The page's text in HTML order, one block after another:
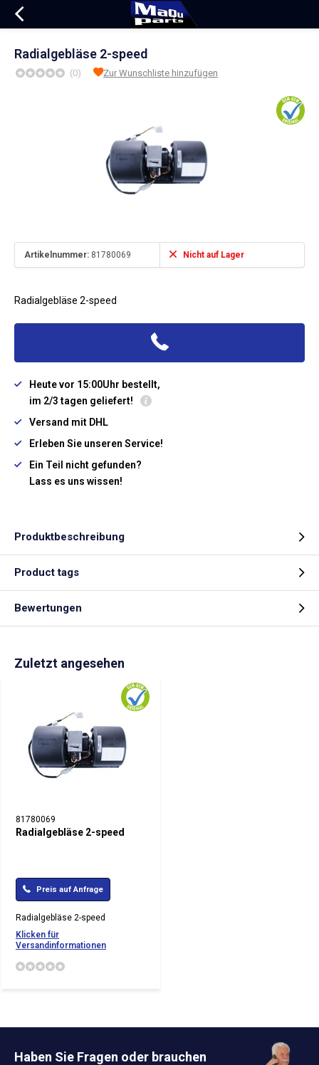
Radialgebläse 2-speed
(0) Zur Wunschliste hinzufügen
Artikelnummer: 81780069 Nicht auf Lager
Radialgebläse 2-speed
Heute vor 15:00Uhr bestellt,
im 2/3 tagen geliefert!
Versand mit DHL
Erleben Sie unseren Service!
Ein Teil nicht gefunden?
Lass es uns wissen!
Produktbeschreibung
Product tags
Bewertungen
Zuletzt angesehen
81780069
Radialgebläse 2-speed
Preis auf Anfrage
Radialgebläse 2-speed
Klicken für
Versandinformationen
Haben Sie Fragen oder brauchen